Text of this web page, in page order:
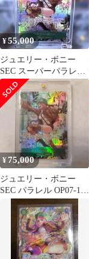
¥55,000
ジュエリー・ボニー
SEC スーパーパラレル
(コミパラ) OP12-118
¥ 75,000
ジュエリー・ボニー
SEC パラレル OP07-119
コミパラ初期傷あり